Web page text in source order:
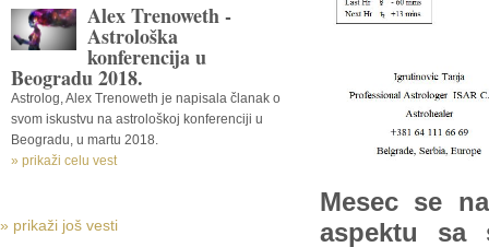
Alex Trenoweth -
Astrološka
konferencija u
Beogradu 2018.
Astrolog, Alex Trenoweth je napisala članak o
svom iskustvu na astrološkoj konferenciji u
Beogradu, u martu 2018.
» prikaži celu vest
» prikaži još vesti
Mesec se
aspektu sa